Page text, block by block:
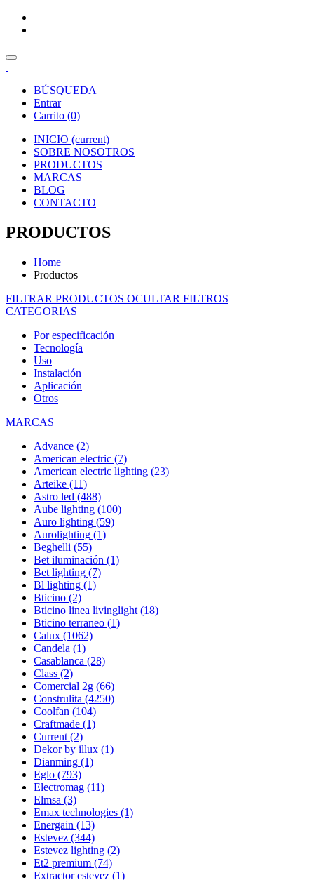
BÚSQUEDA
Entrar
Carrito (0)
INICIO (current)
SOBRE NOSOTROS
PRODUCTOS
MARCAS
BLOG
CONTACTO
PRODUCTOS
Home
Productos
FILTRAR PRODUCTOS OCULTAR FILTROS
CATEGORIAS
Por especificación
Tecnología
Uso
Instalación
Aplicación
Otros
MARCAS
Advance (2)
American electric (7)
American electric lighting (23)
Arteike (11)
Astro led (488)
Aube lighting (100)
Auro lighting (59)
Aurolighting (1)
Beghelli (55)
Bet iluminación (1)
Bet lighting (7)
Bl lighting (1)
Bticino (2)
Bticino linea livinglight (18)
Bticino terraneo (1)
Calux (1062)
Candela (1)
Casablanca (28)
Class (2)
Comercial 2g (66)
Construlita (4250)
Coolfan (104)
Craftmade (1)
Current (2)
Dekor by illux (1)
Dianming (1)
Eglo (793)
Electromag (11)
Elmsa (3)
Emax technologies (1)
Energain (13)
Estevez (344)
Estevez lighting (2)
Et2 premium (74)
Extractor estevez (1)